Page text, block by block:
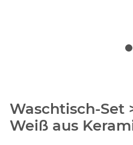
Waschtisch-Set
Weiß aus